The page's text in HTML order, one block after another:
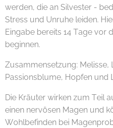
werden, die an Silvester -
Stress und Unruhe leiden.
Eingabe bereits 14 Tage vor
beginnen.
Zusammensetzung: Melisse,
Passionsblume, Hopfen und
Die Kräuter wirken zum Teil
einen nervösen Magen und
Wohlbefinden bei